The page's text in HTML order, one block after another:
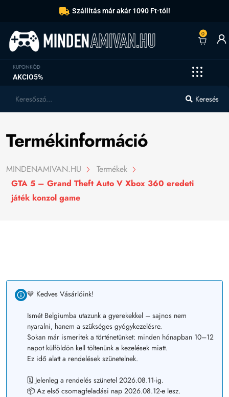
Szállítás már akár 1090 Ft-tól!
0
KUPONKÓD
AKCIO5%
Keresés
Termékinformáció
MINDENAMIVAN.HU
Termékek
GTA 5 – Grand Theft Auto V Xbox 360 eredeti
játék konzol game
💙 Kedves Vásárlóink!
Ismét Belgiumba utazunk a gyerekekkel – sajnos nem
nyaralni, hanem a szükséges gyógykezelésre.
Sokan már ismeritek a történetünket: minden hónapban 10–12
napot külföldön kell töltenünk a kezelések miatt.
Ez idő alatt a rendelések szünetelnek.
🗓️ Jelenleg a rendelés szünetel 2026.08.11-ig.
📦 Az első csomagfeladási nap 2026.08.12-e lesz.